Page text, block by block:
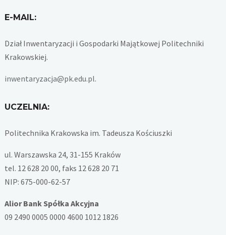
E-MAIL:
Dział Inwentaryzacji i Gospodarki Majątkowej Politechniki
Krakowskiej.
inwentaryzacja@pk.edu.pl.
UCZELNIA:
Politechnika Krakowska im. Tadeusza Kościuszki
ul. Warszawska 24, 31-155 Kraków
tel. 12 628 20 00, faks 12 628 20 71
NIP: 675-000-62-57
Alior Bank Spółka Akcyjna
09 2490 0005 0000 4600 1012 1826